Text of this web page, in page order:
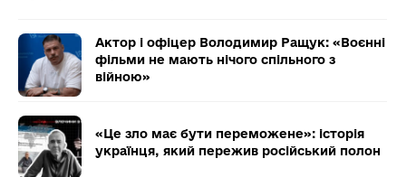
Актор і офіцер Володимир Ращук: «Воєнні
фільми не мають нічого спільного з
війною»
«Це зло має бути переможене»: історія
українця, який пережив російський полон